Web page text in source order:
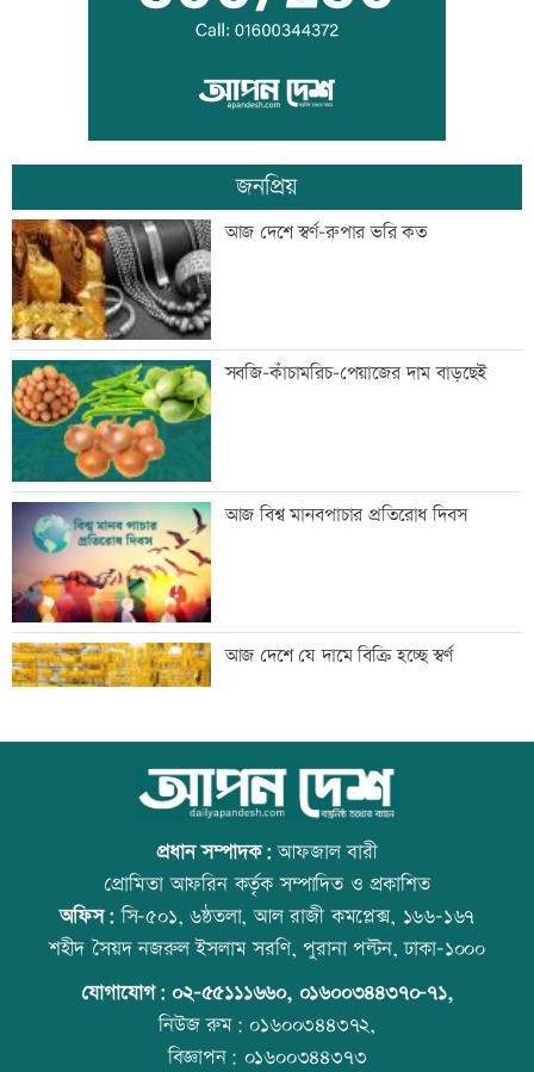
দুদকের মামলায় ঢাকা ব্যাংকের ৪ কর্মকর্তার
কারাদণ্ড
জিয়াউর রহমান দেশে প্রথম সবুজ বিপ্লবের
ডাক দিয়েছিলেন: পরিবেশমন্ত্রী
প্রথম শ্রেণিতে ভর্তি লটারিতে
মেঘনার ভাঙনরোধে জিও ব্যাগ প্রকল্পে
অনিয়ম, এলাকাবাসীর মানববন্ধন
বাংলাদেশি পাঁচ হাজার কৃষি শ্রমিক নেবে
ওমান
স্বর্ণ খাতকে আনুষ্ঠানিক কাঠামোয় আনছে
সরকার, মতামত চাইল মন্ত্রণালয়
গবেষণা-দক্ষতা উন্নয়নে বাংলাদেশ-অস্ট্রেলিয়ার
নতুন উদ্যোগ
জনপ্রিয়
আজ দেশে স্বর্ণ-রুপার ভরি কত
সবজি-কাঁচামরিচ-পেয়াজের দাম বাড়ছেই
আজ বিশ্ব মানবপাচার প্রতিরোধ দিবস
আজ দেশে যে দামে বিক্রি হচ্ছে স্বর্ণ
আজ বিশ্ব বন্ধু দিবস
প্রতিমন্ত্রীকে ঘিরে ভাইরাল ভিডিওতে ছবি
জুড়ে অপপ্রচার: এলিন
প্রধান সম্পাদক:আফজাল বারী
প্রোমিতা আফরিন কর্তৃক সম্পাদিত ও প্রকাশিত
অফিস:সি-৫০১, ৬ষ্ঠতলা, আল রাজী কমপ্লেক্স, ১৬৬-১৬৭
শহীদ সৈয়দ নজরুল ইসলাম সরণি, পুরানা পল্টন, ঢাকা-১০০০
যোগাযোগ: ০২-৫৫১১১৬৬০, ০১৬০০৩৪৪৩৭০-৭১,
নিউজ রুম:০১৬০০৩৪৪৩৭২,
বিজ্ঞাপন: ০১৬০০৩৪৪৩৭৩